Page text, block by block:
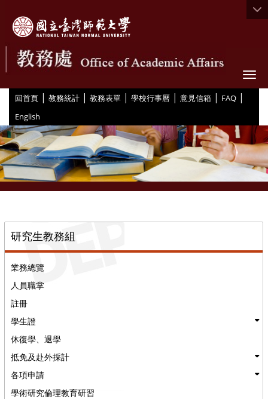
回首頁 | 教務統計 | 教務表單 | 學校行事曆 | 意見信箱 | FAQ |
English
研究生教務組
業務總覽
人員職掌
註冊
學生證
休復學、退學
抵免及赴外採計
各項申請
學術研究倫理教育研習